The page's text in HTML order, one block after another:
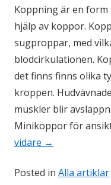
Koppning är en form
hjälp av koppor.
sugproppar, med
blodcirkulationen.
det finns finns olika
kroppen.
muskler blir
Minikoppor för
vidare →
Posted in Alla artiklar